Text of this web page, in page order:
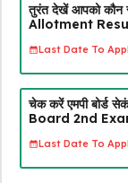
तुरंत देखें आपको कौन
Allotment
Last Date To
चेक करें एमपी बोर्ड
Board 2nd
Last Date To